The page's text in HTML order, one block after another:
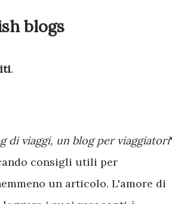
blogs
.
di viaggi, un blog per viaggiatori
consigli utili per
un articolo. L'amore di